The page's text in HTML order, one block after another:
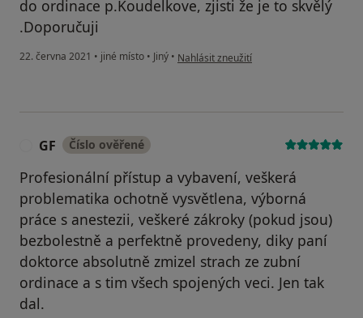
do ordinace p.Koudelkove, zjisti že je to skvělý
.Doporučuji
22. června 2021 • jiné místo • Jiný • podle názoru uživatele Natasha
Nahlásit zneužití
GF Číslo ověřené
Profesionální přístup a vybavení, veškerá
problematika ochotně vysvětlena, výborná
práce s anestezii, veškeré zákroky (pokud jsou)
bezbolestně a perfektně provedeny, diky paní
doktorce absolutně zmizel strach ze zubní
ordinace a s tim všech spojených veci. Jen tak
dal.